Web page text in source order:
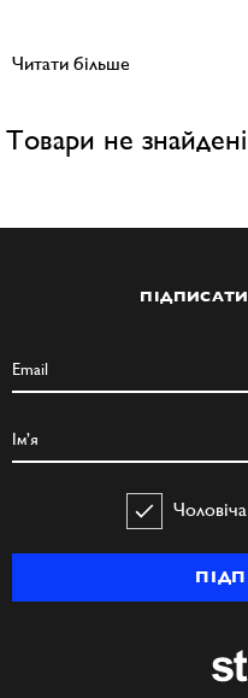
Читати більше
Товари не
Чоловіча